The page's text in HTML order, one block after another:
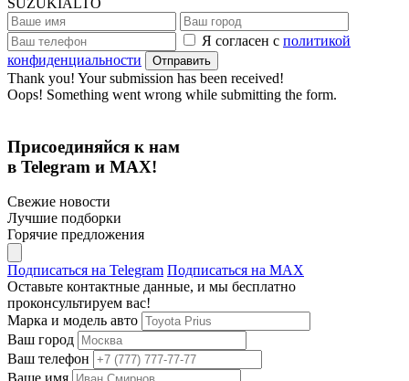
Я согласен с политикой
конфиденциальности
Thank you! Your submission has been received!
Oops! Something went wrong while submitting the form.
Присоединяйся к нам
в Telegram и MAX!
Свежие новости
Лучшие подборки
Горячие предложения
Подписаться на Telegram Подписаться на MAX
Оставьте контактные данные, и мы бесплатно
проконсультируем вас!
Марка и модель авто
Ваш город
Ваш телефон